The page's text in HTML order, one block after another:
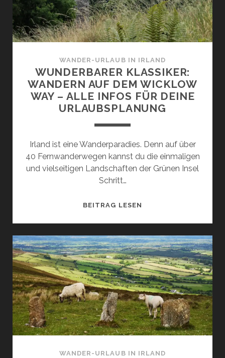
DIE
REISE
WANDER-URLAUB IN IRLAND
WUNDERBARER KLASSIKER:
WANDERN AUF DEM WICKLOW
WAY – ALLE INFOS FÜR DEINE
URLAUBSPLANUNG
Irland ist eine Wanderparadies. Denn auf über
40 Fernwanderwegen kannst du die einmaligen
und vielseitigen Landschaften der Grünen Insel
Schritt…
BEITRAG LESEN
AUF
DEM
WICKLOW
WAY
–
ALLE
INFOS
FÜR
DEINE
WANDER-URLAUB IN IRLAND